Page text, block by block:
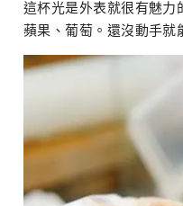
這杯光是外表就很有魅力
蘋果、葡萄。還沒動手就